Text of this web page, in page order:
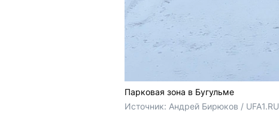
Парковая зона в Бугульме
Источник: Андрей Бирюков / UFA1.RU